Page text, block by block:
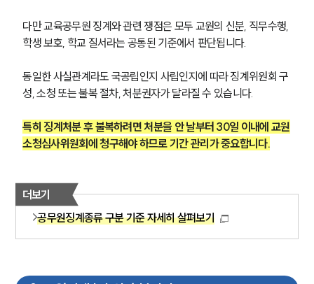
다만 교육공무원 징계와 관련 쟁점은 모두 교원의 신분, 직무수행,
학생 보호, 학교 질서라는 공통된 기준에서 판단됩니다.
동일한 사실관계라도 국공립인지 사립인지에 따라 징계위원회 구
성, 소청 또는 불복 절차, 처분권자가 달라질 수 있습니다.
특히 징계처분 후 불복하려면 처분을 안 날부터 30일 이내에 교원
소청심사위원회에 청구해야 하므로 기간 관리가 중요합니다.
더보기
공무원징계종류 구분 기준 자세히 살펴보기